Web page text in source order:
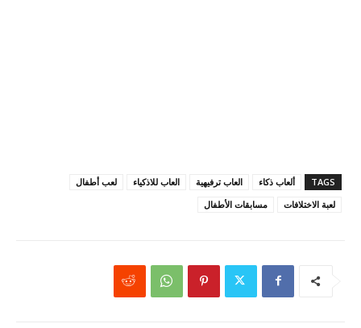
TAGS ألعاب ذكاء العاب ترفيهية العاب للاذكياء
لعب أطفال
لعبة الاختلافات
مسابقات الأطفال